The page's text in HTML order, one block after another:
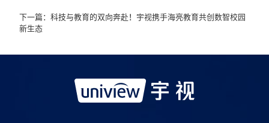
下一篇：科技与教育的双向奔赴！宇视携手海亮教育共创数智校园
新生态